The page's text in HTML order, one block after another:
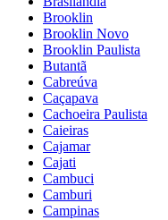
Brooklin
Brooklin Novo
Brooklin Paulista
Butantã
Cabreúva
Caçapava
Cachoeira Paulista
Caieiras
Cajamar
Cajati
Cambuci
Camburi
Campinas